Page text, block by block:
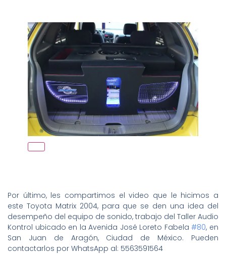
Por último, les compartimos el video que le hicimos a
este Toyota Matrix 2004, para que se den una idea del
desempeño del equipo de sonido, trabajo del Taller Audio
Kontrol ubicado en la Avenida José Loreto Fabela#80, en
San Juan de Aragón, Ciudad de México. Pueden
contactarlos por WhatsApp al: 5563591564